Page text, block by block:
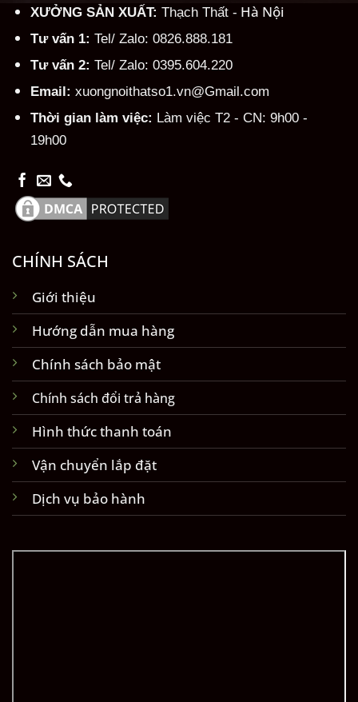
XƯỞNG SẢN XUẤT: Thạch Thất - Hà Nội
Tư vấn 1: Tel/ Zalo: 0826.888.181
Tư vấn 2: Tel/ Zalo: 0395.604.220
Email: xuongnoithatso1.vn@Gmail.com
Thời gian làm việc: Làm việc T2 - CN: 9h00 -
19h00
CHÍNH SÁCH
Giới thiệu
Hướng dẫn mua hàng
Chính sách bảo mật
Chính sách đổi trả hàng
Hình thức thanh toán
Vận chuyển lắp đặt
Dịch vụ bảo hành